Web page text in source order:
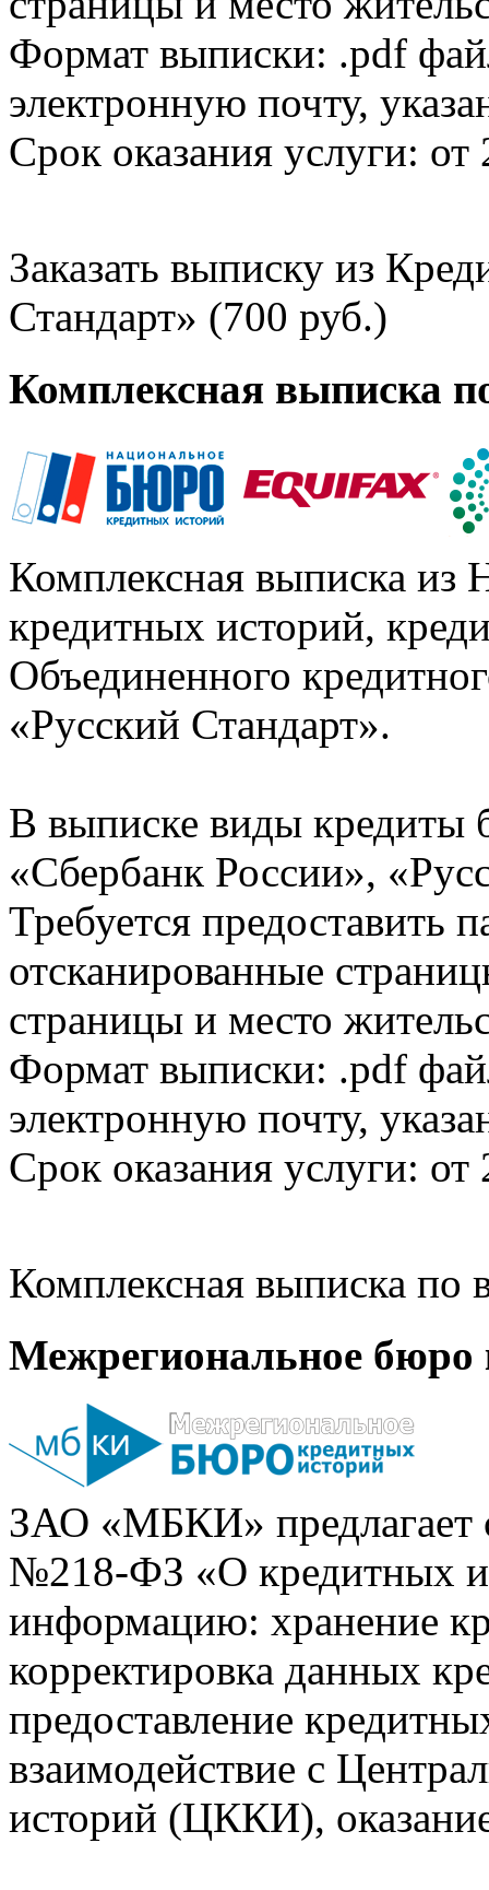
Формат выписки: .pdf
электронную почту,
Срок оказания услуги: от
Заказать выписку из
Стандарт» (700 руб.)
Комплексная выписка
Комплексная выписка из
кредитных историй,
Объединенного
«Русский Стандарт».
В выписке виды кредиты
«Сбербанк России»,
Требуется предоставить
отсканированные
страницы и место
Формат выписки: .pdf
электронную почту,
Срок оказания услуги: от
Комплексная выписка
Межрегиональное бюро
ЗАО «МБКИ» предлагает
№218-ФЗ «О кредитных
информацию: хранение
корректировка данных
предоставление
взаимодействие с
историй (ЦККИ),